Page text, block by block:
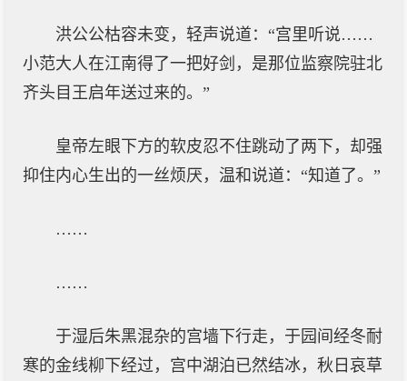
洪公公枯容未变，轻声说道：“宫里听说……
小范大人在江南得了一把好剑，是那位监察院驻北
齐头目王启年送过来的。”
皇帝左眼下方的软皮忍不住跳动了两下，却强
抑住内心生出的一丝烦厌，温和说道：“知道了。”
……
……
于湿后朱黑混杂的宫墙下行走，于园间经冬耐
寒的金线柳下经过，宫中湖泊已然结冰，秋日哀草